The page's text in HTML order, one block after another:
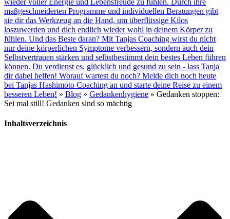
wieder voller Energie und Lebensfreude zu fühlen. Durch ihre
maßgeschneiderten Programme und individuellen Beratungen gibt
sie dir das Werkzeug an die Hand, um überflüssige Kilos
loszuwerden und dich endlich wieder wohl in deinem Körper zu
fühlen. Und das Beste daran? Mit Tanjas Coaching wirst du nicht
nur deine körperlichen Symptome verbessern, sondern auch dein
Selbstvertrauen stärken und selbstbestimmt dein bestes Leben führen
können. Du verdienst es, glücklich und gesund zu sein - lass Tanja
dir dabei helfen! Worauf wartest du noch? Melde dich noch heute
bei Tanjas Hashimoto Coaching an und starte deine Reise zu einem
besseren Leben! » Blog » Gedankenhygiene » Gedanken stoppen:
Sei mal still! Gedanken sind so mächtig
Inhaltsverzeichnis